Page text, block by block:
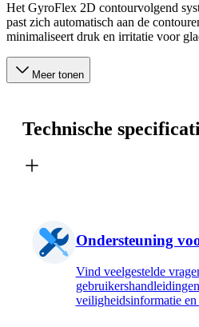
Het GyroFlex 2D contourvolgend
past zich automatisch aan de
minimaliseert druk en irritatie voor
Meer tonen
Technische
Ondersteuning
Vind veelgestelde
veiligheidsinformatie en